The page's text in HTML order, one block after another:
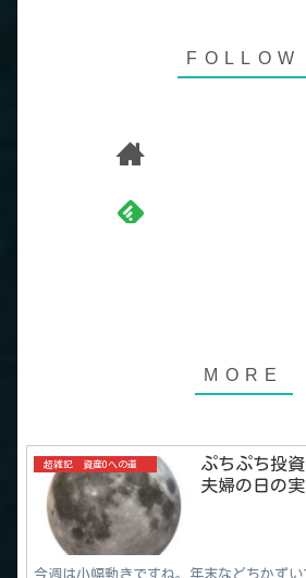
超雑記 資産0への道
ぷちぷち投
夫婦の日の
今週は小幅動きですね。年末などちかず